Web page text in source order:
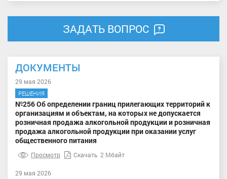
ЗАДАТЬ ВОПРОС
ДОКУМЕНТЫ
29 мая 2026
РЕШЕНИЯ
№256 Об определении границ прилегающих территорий к
организациям и объектам, на которых не допускается
розничная продажа алкогольной продукции и розничная
продажа алкогольной продукции при оказании услуг
общественного питания
Просмотр Скачать 2 Мбайт
29 мая 2026